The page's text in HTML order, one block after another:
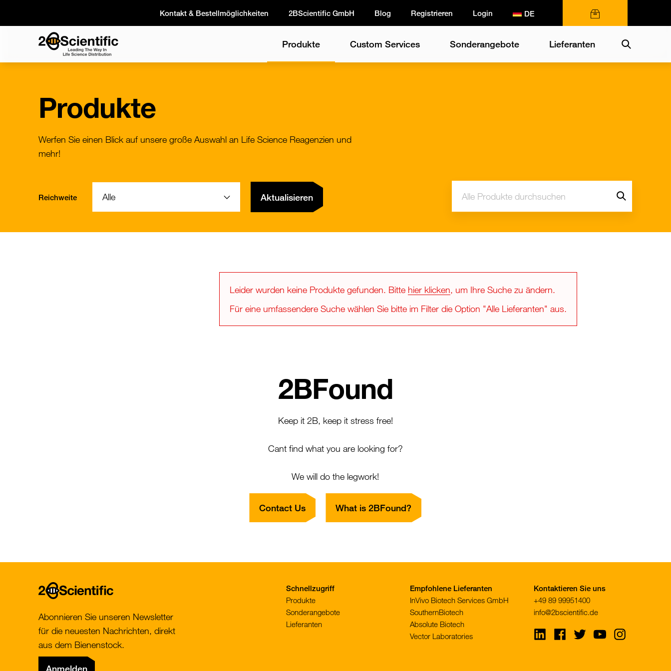
Home
Produkte Custom Services Sonderangebote Lieferanten Search
Kontakt & Bestellmöglichkeiten 2BScientific GmbH Blog Registrieren Login
Produkte
Werfen Sie einen Blick auf unsere große Auswahl an Life Science Reagenzien und
mehr!
Go
Reichweite Aktualisieren
Leider wurden keine Produkte gefunden. Bitte hier klicken, um Ihre Suche zu ändern.
Für eine umfassendere Suche wählen Sie bitte im Filter die Option "Alle Lieferanten" aus.
2BFound
Keep it 2B, keep it stress free!
Cant find what you are looking for?
We will do the legwork!
Contact Us What is 2BFound?
Home
Abonnieren Sie unseren Newsletter
für die neuesten Nachrichten, direkt
aus dem Bienenstock.
Anmelden
Schnellzugriff
Produkte
Sonderangebote
Lieferanten
Empfohlene Lieferanten
InVivo Biotech Services GmbH
SouthernBiotech
Absolute Biotech
Vector Laboratories
Kontaktieren Sie uns
+49 89 99951400
info@2bscientific.de
Visit
us
on
Visit
on
Visit
us
on
Visit
us
on
Visit
us
on